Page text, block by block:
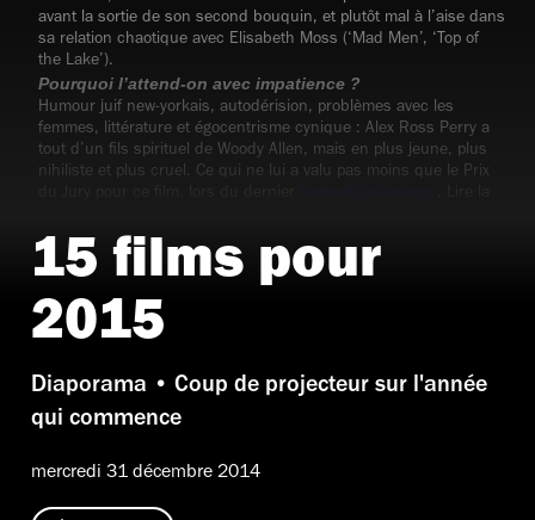
avant la sortie de son second bouquin, et plutôt mal à l’aise dans
sa relation chaotique avec Elisabeth Moss (‘Mad Men’, ‘Top of
the Lake’).
Pourquoi l’attend-on avec impatience ?
Humour juif new-yorkais, autodérision, problèmes avec les
femmes, littérature et égocentrisme cynique : Alex Ross Perry a
tout d’un fils spirituel de Woody Allen, mais en plus jeune, plus
nihiliste et plus cruel. Ce qui ne lui a valu pas moins que le Prix
Date de sortie
21 janvier
15 films pour
2015
Diaporama • Coup de projecteur sur l'année
qui commence
mercredi 31 décembre 2014